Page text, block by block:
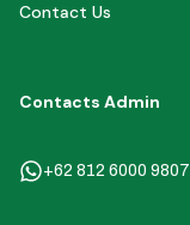
Contact Us
Contacts Admin
+62 812 6000 9807